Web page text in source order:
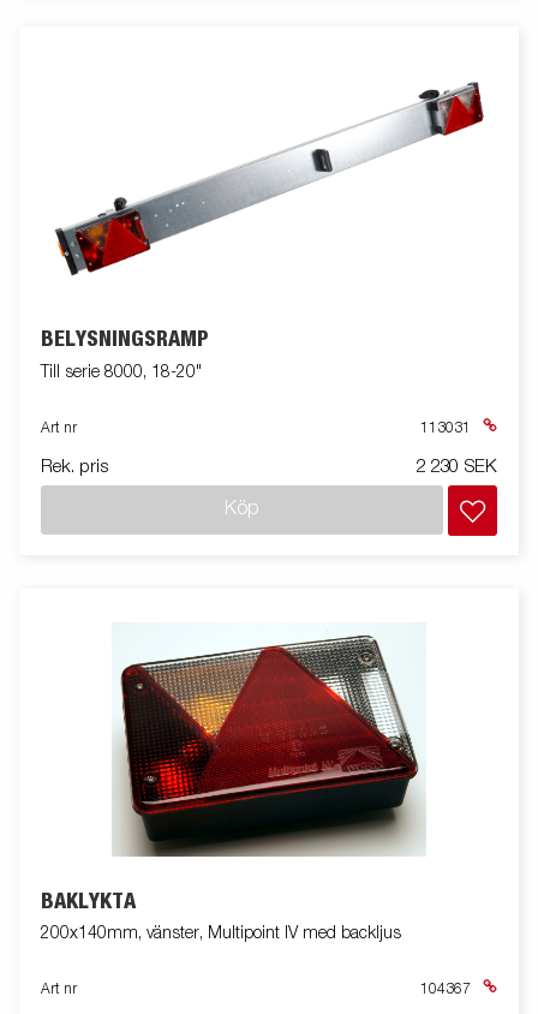
BELYSNINGSRAMP
Till serie 8000, 18-20"
Art nr 113031
Rek. pris 2 230 SEK
Köp
BAKLYKTA
200x140mm, vänster, Multipoint IV med backljus
Art nr 104367